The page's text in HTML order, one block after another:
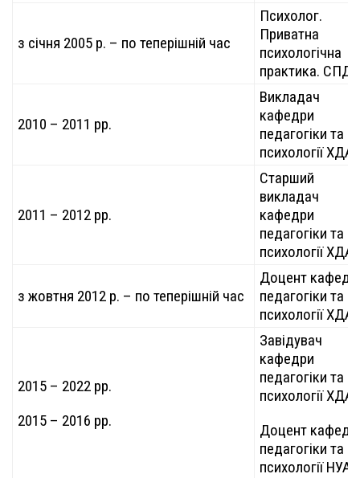
з січня 2005 р. – по теперішній час
Психолог.
Приватна
психологічна
практика.
2010 – 2011 рр.
Викладач
кафедри
педагогіки та
психології
2011 – 2012 рр.
Старший
викладач
кафедри
педагогіки та
психології
з жовтня 2012 р. – по теперішній час
Доцент
педагогіки та
психології
2015 – 2022 рр.
2015 – 2016 рр.
Завідувач
кафедри
педагогіки та
психології
Доцент
педагогіки та
психології НУА